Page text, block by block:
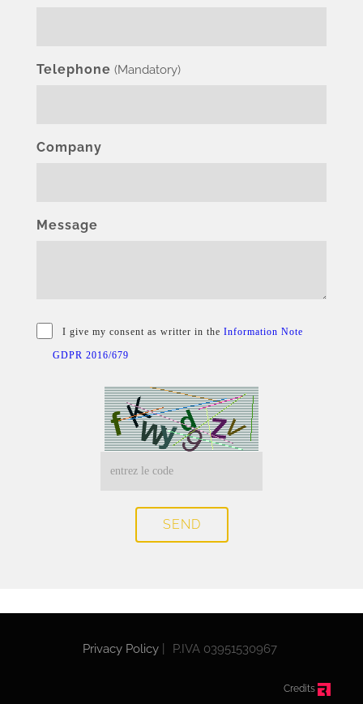
Telephone (Mandatory)
Company
Message
I give my consent as writter in the Information Note
GDPR 2016/679
SEND
Privacy Policy| P.IVA 03951530967
Credits